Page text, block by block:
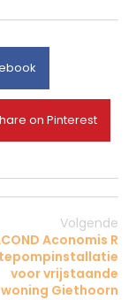
on Pinterest
Volgende
Aconomis R
voor vrijstaande
woning Giethoorn